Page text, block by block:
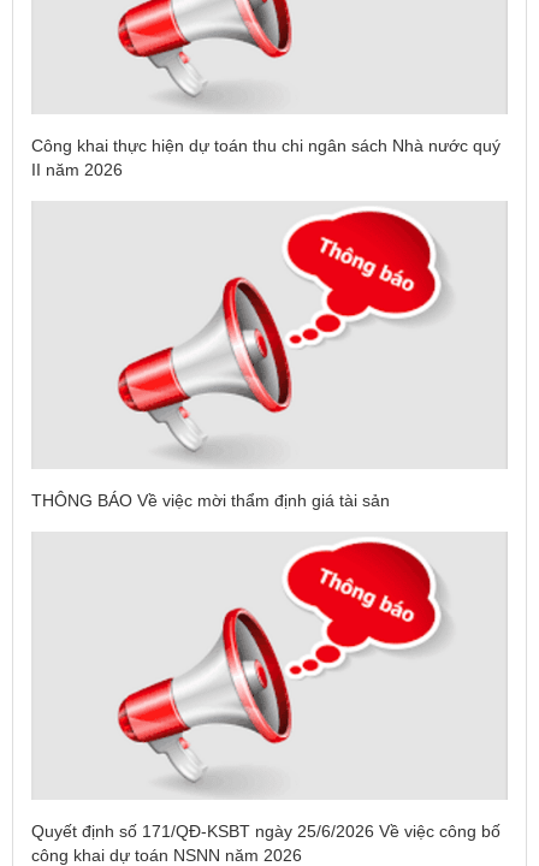
Công khai thực hiện dự toán thu chi ngân sách Nhà nước quý
II năm 2026
THÔNG BÁO Về việc mời thẩm định giá tài sản
Quyết định số 171/QĐ-KSBT ngày 25/6/2026 Về việc công bố
công khai dự toán NSNN năm 2026